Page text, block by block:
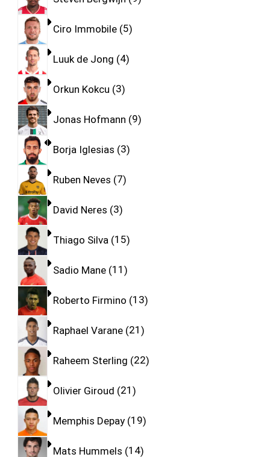
Ciro Immobile 5
Luuk de Jong 4
Orkun Kokcu 3
Jonas Hofmann 9
Borja Iglesias 3
Ruben Neves 7
David Neres 3
Thiago Silva 15
Sadio Mane 11
Roberto Firmino 13
Raphael Varane 21
Raheem Sterling 22
Olivier Giroud 21
Memphis Depay 19
Mats Hummels 14